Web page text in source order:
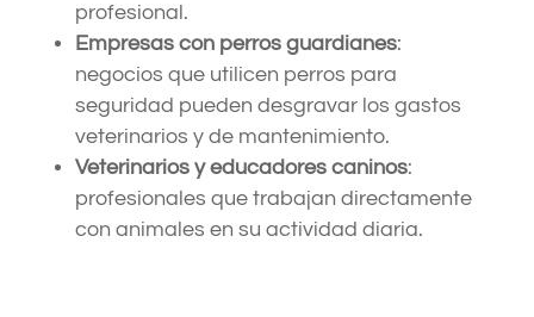
profesional.​
Empresas con perros guardianes:
negocios que utilicen perros para
seguridad pueden desgravar los gastos
veterinarios y de mantenimiento.​
Veterinarios y educadores caninos:
profesionales que trabajan directamente
con animales en su actividad diaria.​